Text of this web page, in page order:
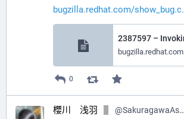
bugzilla.redhat.com/show_bug.c
bugzilla.redhat.com
0
櫻川 浅羽 @SakuragawaAsaba@hub.sakuragawa.moe